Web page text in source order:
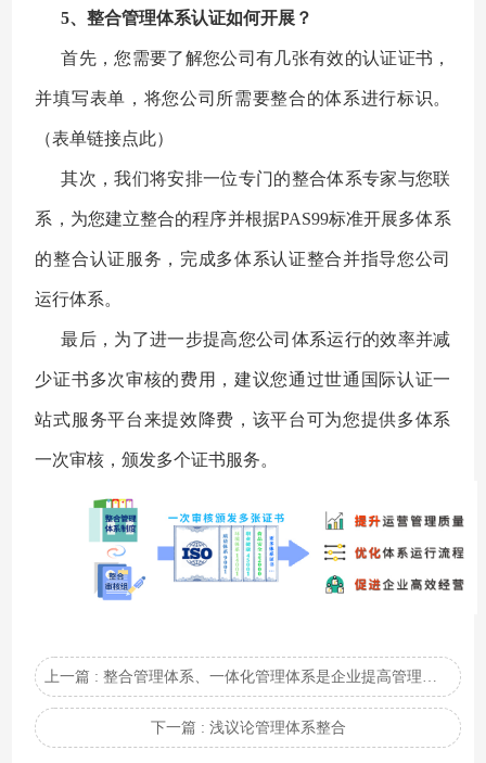
5、整合管理体系认证如何开展？
首先，您需要了解您公司有几张有效的认证证书，
并填写表单，将您公司所需要整合的体系进行标识。
（表单链接点此）
其次，我们将安排一位专门的整合体系专家与您联
系，为您建立整合的程序并根据PAS99标准开展多体系
的整合认证服务，完成多体系认证整合并指导您公司
运行体系。
最后，为了进一步提高您公司体系运行的效率并减
少证书多次审核的费用，建议您通过世通国际认证一
站式服务平台来提效降费，该平台可为您提供多体系
一次审核，颁发多个证书服务。
上一篇 : 整合管理体系、一体化管理体系是企业提高管理水平，降低费用的趋势之选
下一篇 : 浅议论管理体系整合